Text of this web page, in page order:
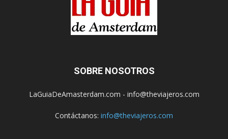
SOBRE NOSOTROS
LaGuiaDeAmasterdam.com - info@theviajeros.com
Contáctanos: info@theviajeros.com